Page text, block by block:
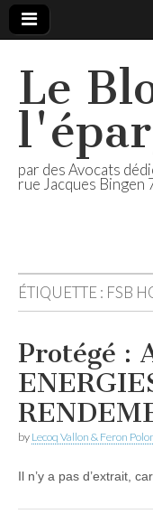
Le
par des Avocats
rue Jacques Bingen
ÉTIQUETTE : FSB
Protégé :
by Lecoq Vallon & Feron
Il n’y a pas d’extrait,